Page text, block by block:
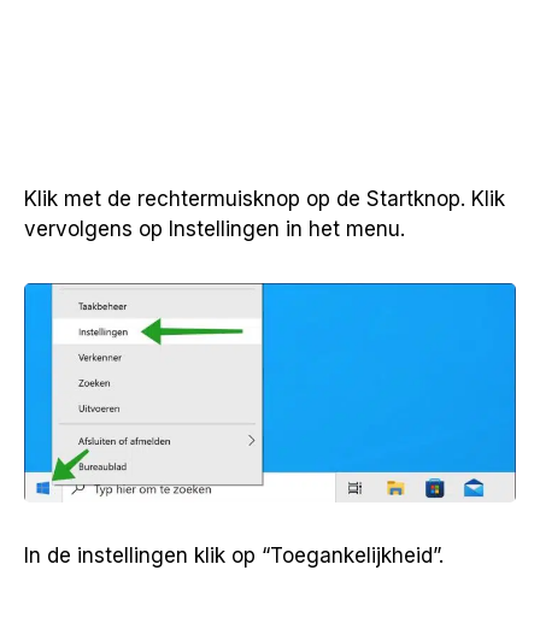
Klik met de rechtermuisknop op de Startknop. Klik
vervolgens op Instellingen in het menu.
In de instellingen klik op “Toegankelijkheid”.